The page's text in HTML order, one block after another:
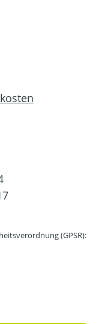
(GPSR):